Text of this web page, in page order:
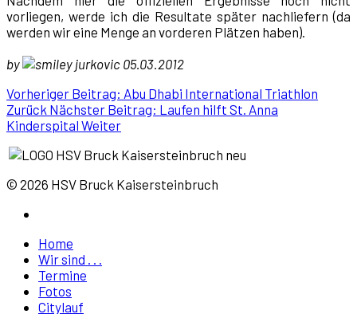
vorliegen, werde ich die Resultate später nachliefern (da
werden wir eine Menge an vorderen Plätzen haben).
by
jurkovic 05.03.2012
Vorheriger Beitrag: Abu Dhabi International Triathlon
Zurück Nächster Beitrag: Laufen hilft St. Anna
Kinderspital Weiter
© 2026 HSV Bruck Kaisersteinbruch
Home
Wir sind . . .
Termine
Fotos
Citylauf